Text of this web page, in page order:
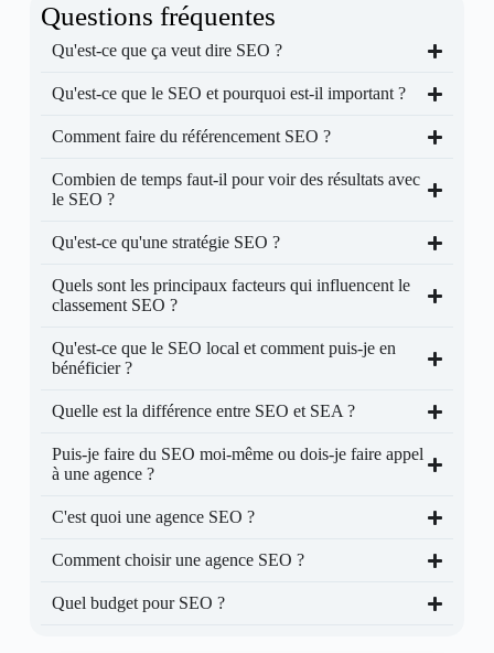
Questions fréquentes
Qu'est-ce que ça veut dire SEO ?
Qu'est-ce que le SEO et pourquoi est-il important ?
Comment faire du référencement SEO ?
Combien de temps faut-il pour voir des résultats avec
le SEO ?
Qu'est-ce qu'une stratégie SEO ?
Quels sont les principaux facteurs qui influencent le
classement SEO ?
Qu'est-ce que le SEO local et comment puis-je en
bénéficier ?
Quelle est la différence entre SEO et SEA ?
Puis-je faire du SEO moi-même ou dois-je faire appel
à une agence ?
C'est quoi une agence SEO ?
Comment choisir une agence SEO ?
Quel budget pour SEO ?